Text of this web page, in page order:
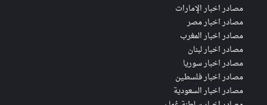
مصادر اخبار الإمارات
مصادر اخبار مصر
مصادر اخبار المغرب
مصادر اخبار لبنان
مصادر اخبار سوريا
مصادر اخبار فلسطين
مصادر اخبار السعودية